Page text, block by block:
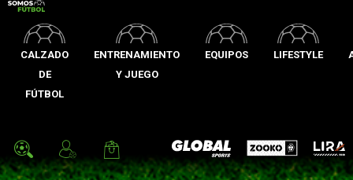
CALZADO
DE
FÚTBOL
ENTRENAMIENTO
Y JUEGO
EQUIPOS LIFESTYLE
Global Sports Zooko Lira